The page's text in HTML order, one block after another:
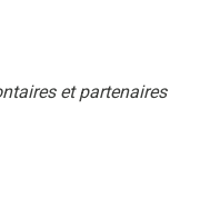
et partenaires